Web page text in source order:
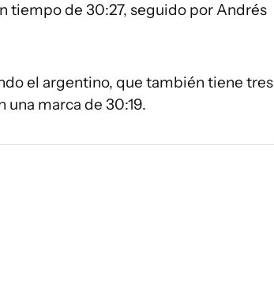
tiempo de 30:27, seguido por Andrés
el argentino, que también tiene tres
una marca de 30:19.